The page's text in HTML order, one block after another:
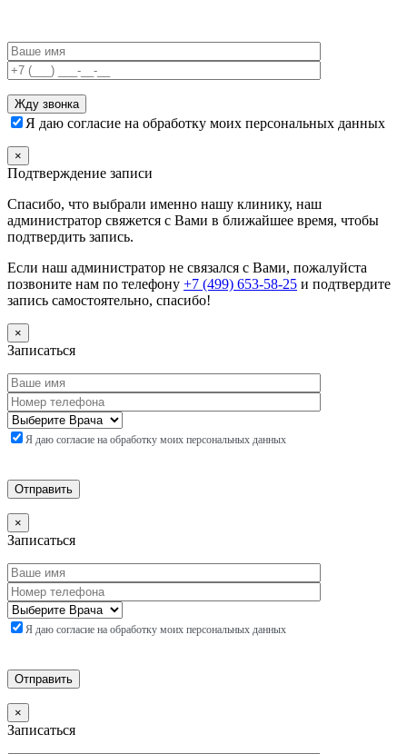
Я даю согласие на обработку моих персональных данных
×
Подтверждение записи
Спасибо, что выбрали именно нашу клинику, наш
администратор свяжется с Вами в ближайшее время, чтобы
подтвердить запись.
Если наш администратор не связался с Вами, пожалуйста
позвоните нам по телефону +7 (499) 653-58-25 и подтвердите
запись самостоятельно, спасибо!
×
Записаться
Я даю согласие на обработку моих персональных данных
×
Записаться
Я даю согласие на обработку моих персональных данных
×
Записаться